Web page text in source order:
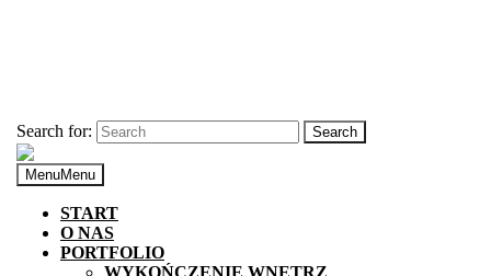
Search for:
MenuMenu
START
O NAS
PORTFOLIO
WYKOŃCZENIE WNĘTRZ